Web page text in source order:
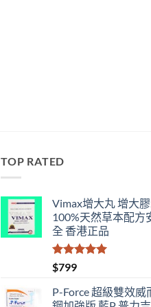
TOP RATED
Vimax增大丸 增大
100%天然草本配方
全 香港正品
評分
滿分 5
$799
P-Force 超級雙效威